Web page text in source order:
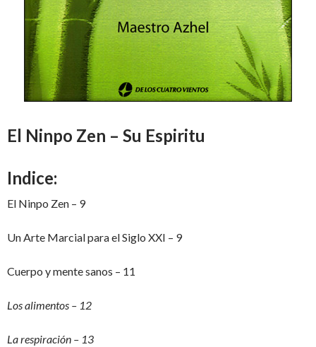
El Ninpo Zen – Su Espiritu
Indice:
El Ninpo Zen – 9
Un Arte Marcial para el Siglo XXI – 9
Cuerpo y mente sanos – 11
Los alimentos – 12
La respiración – 13